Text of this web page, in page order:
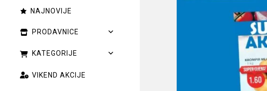
NAJNOVIJE
PRODAVNICE
KATEGORIJE
VIKEND AKCIJE